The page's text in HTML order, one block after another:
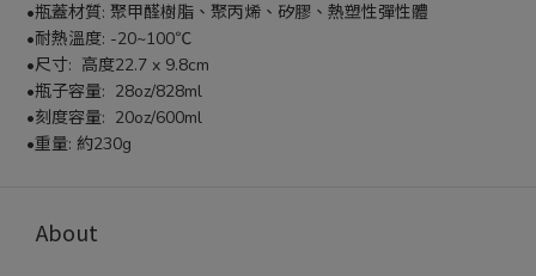
•瓶蓋材質: 聚甲醛樹脂、聚丙烯、矽膠、熱塑性彈性體
•耐熱溫度: -20~100℃
•尺寸:  高度22.7 x 9.8cm
•瓶子容量:  28oz/828ml
•刻度容量:  20oz/600ml
•重量: 約230g
About